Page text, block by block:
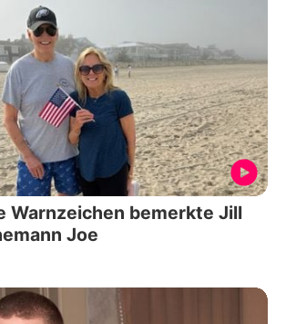
Warnzeichen bemerkte Jill
Joe